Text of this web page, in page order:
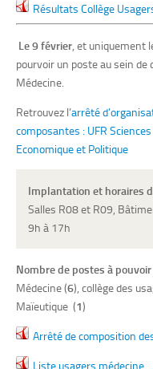
Résultats Collège
Le 9 février, et uniquement
pourvoir un poste au sein de
Médecine.
Retrouvez l’arrêté
composantes : UFR
Economique et Politique
Implantation et horaires
Salles R08 et R09,
9h à 17h
Nombre de postes à pouvoir
Médecine (6), collège des
Maïeutique (1)
Arrêté de composition
Liste usagers médecine